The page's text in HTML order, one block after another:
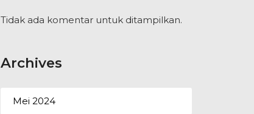
Tidak ada komentar untuk ditampilkan.
Archives
Mei 2024